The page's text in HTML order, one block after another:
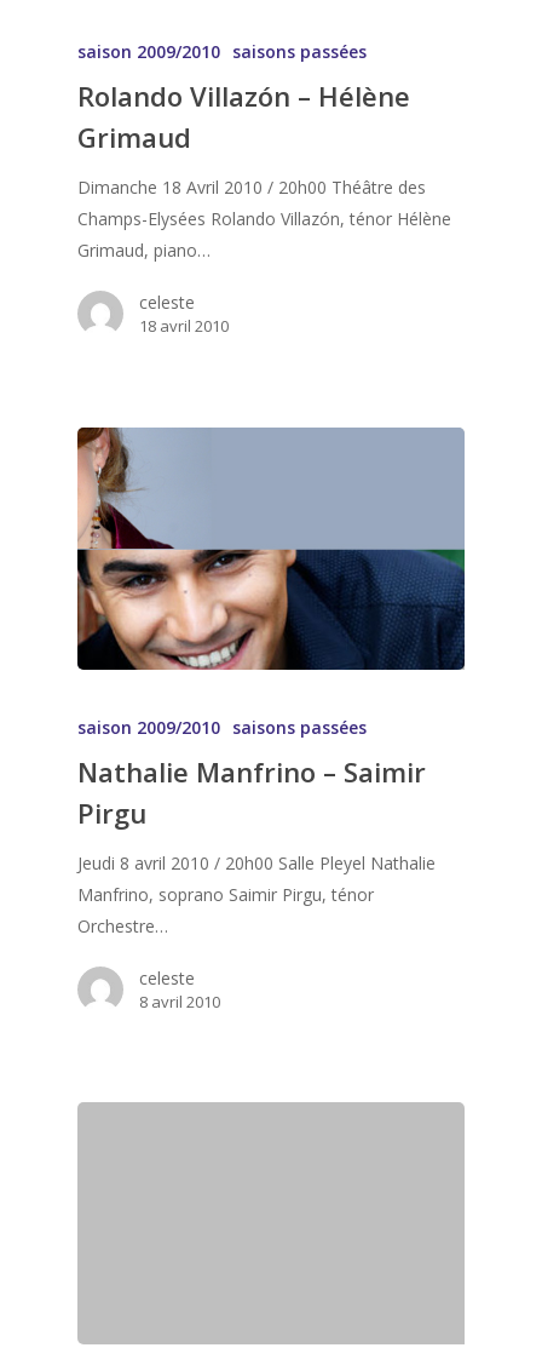
saison 2009/2010 saisons passées
Rolando Villazón – Hélène
Grimaud
Dimanche 18 Avril 2010 / 20h00 Théâtre des
Champs-Elysées Rolando Villazón, ténor Hélène
Grimaud, piano…
celeste
18 avril 2010
saison 2009/2010 saisons passées
Nathalie Manfrino – Saimir
Pirgu
Jeudi 8 avril 2010 / 20h00 Salle Pleyel Nathalie
Manfrino, soprano Saimir Pirgu, ténor
Orchestre…
celeste
8 avril 2010